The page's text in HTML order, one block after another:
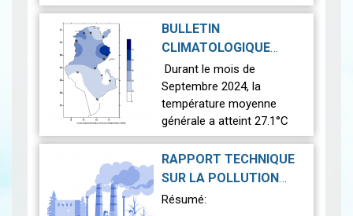
dépassant légèrement la
moyenne de référence
(26.2°C) de 0.9°C.
Concernant la pluviom…
Lire
BULLETIN
CLIMATOLOGIQUE
MENSUEL SEPTEMBRE
2024|2024-11-01
Durant le mois de
Septembre 2024, la
température moyenne
générale a atteint 27.1°C
dépassant légèrement la
moyenne de référence
(26.2°C) de 0.9°C.
Concernant la pluviométrie,
RAPPORT TECHNIQUE
SUR LA POLLUTION
ATMOSPHÉRIQUE EN
Résumé: